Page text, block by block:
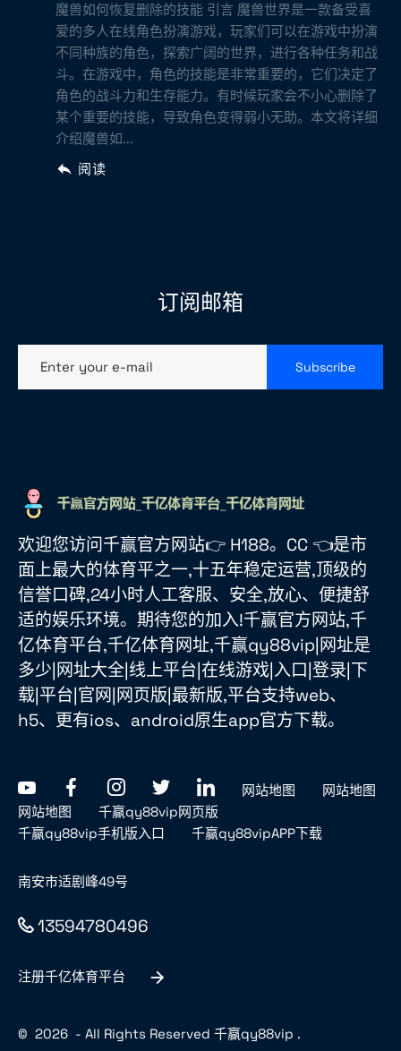
魔兽如何恢复删除的技能 引言 魔兽世界是一款备受喜
爱的多人在线角色扮演游戏，玩家们可以在游戏中扮演
不同种族的角色，探索广阔的世界，进行各种任务和战
斗。在游戏中，角色的技能是非常重要的，它们决定了
角色的战斗力和生存能力。有时候玩家会不小心删除了
某个重要的技能，导致角色变得弱小无助。本文将详细
介绍魔兽如...
阅读
订阅邮箱
Enter your e-mail Subscribe
欢迎您访问千赢官方网站👉 H188。CC 👈是市
面上最大的体育平之一,十五年稳定运营,顶级的
信誉口碑,24小时人工客服、安全,放心、便捷舒
适的娱乐环境。期待您的加入!千赢官方网站,千
亿体育平台,千亿体育网址,千赢qy88vip|网址是
多少|网址大全|线上平台|在线游戏|入口|登录|下
载|平台|官网|网页版|最新版,平台支持web、
h5、更有ios、android原生app官方下载。
网站地图
网站地图
网站地图
千赢qy88vip网页版
千赢qy88vip手机版入口
千赢qy88vipAPP下载
南安市适剧峰49号
13594780496
注册千亿体育平台
© 2026 - All Rights Reserved 千赢qy88vip .